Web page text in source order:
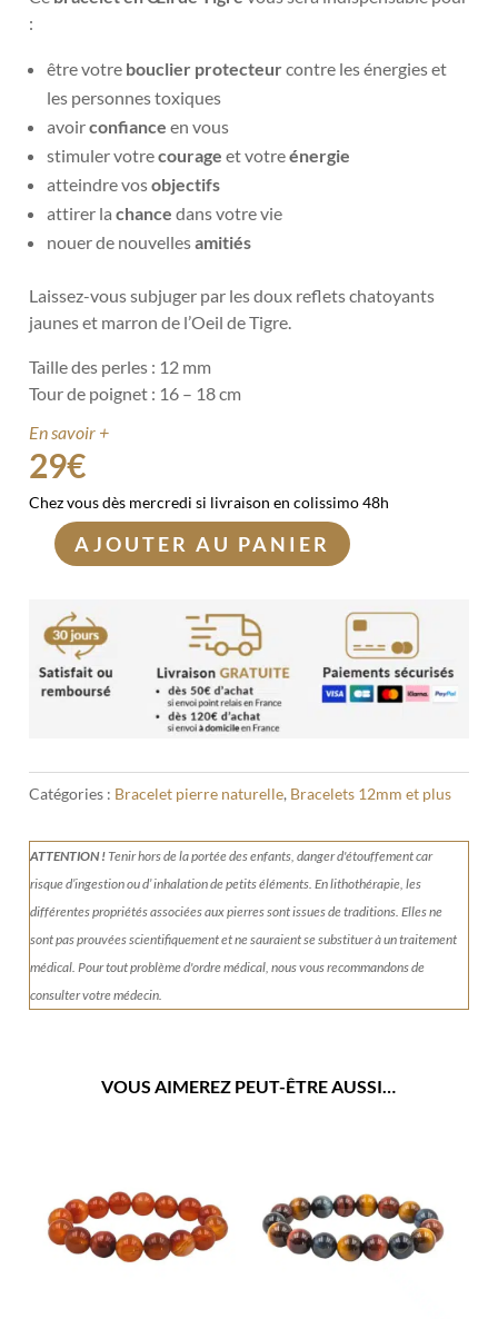
:
être votre bouclier protecteurcontre lesénergies et
les personnes toxiques
avoirconfiance en vous
stimuler votrecourageet votreénergie
atteindre vosobjectifs
attirer lachance dans votre vie
nouer de nouvellesamitiés
Laissez-vous subjuger par les doux reflets chatoyants
jaunes et marron de l’Oeil de Tigre.
Taille des perles : 12 mm
Tour de poignet : 16 – 18 cm
En savoir +
29€
Chez vous dès mercredi si livraison en colissimo 48h
quantité
Bracelet
Oeil
de
Tigre
AJOUTER AU PANIER
Catégories : Bracelet pierre naturelle, Bracelets 12mm et plus
ATTENTION !Tenirhors de la portée des enfants, danger d'étouffement car
risque d’ingestion ou d’ inhalation de petits éléments.En lithothérapie, les
différentes propriétés associées aux pierres sont issues de traditions. Elles ne
sont pas prouvées scientifiquement et ne sauraient se substituer à un traitement
médical. Pour tout problème d'ordre médical, nous vous recommandons de
consulter votre médecin.
VOUS AIMEREZ PEUT-ÊTRE AUSSI…